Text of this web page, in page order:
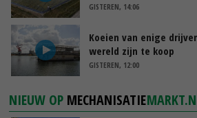
GISTEREN, 14:06
Koeien van enige
wereld zijn te koop
GISTEREN, 12:00
NIEUW OP MECHANISATIE